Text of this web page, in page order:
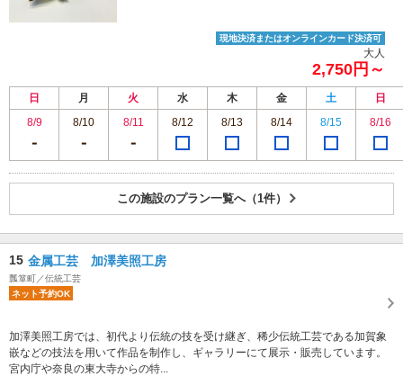
現地決済またはオンラインカード決済可
大人
2,750円～
日 月 火 水 木 金 土
日
8/9
8/10 8/11 8/12 8/13 8/14 8/15 8/16
この施設のプラン一覧へ（1件）
15 金属工芸 加澤美照工房
瓢箪町／伝統工芸
ネット予約OK
加澤美照工房では、初代より伝統の技を受け継ぎ、稀少伝統工芸である加賀象
嵌などの技法を用いて作品を制作し、ギャラリーにて展示・販売しています。
宮内庁や奈良の東大寺からの特...